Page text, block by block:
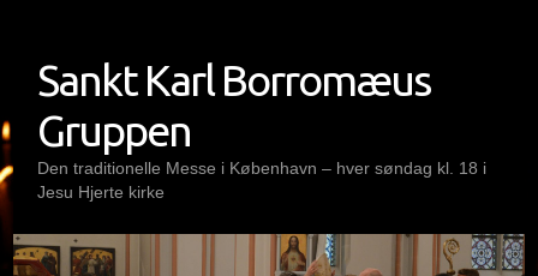
contentSankt Karl Borromæus
Gruppen
Den traditionelle Messe i København – hver søndag kl. 18 i
Jesu Hjerte kirke